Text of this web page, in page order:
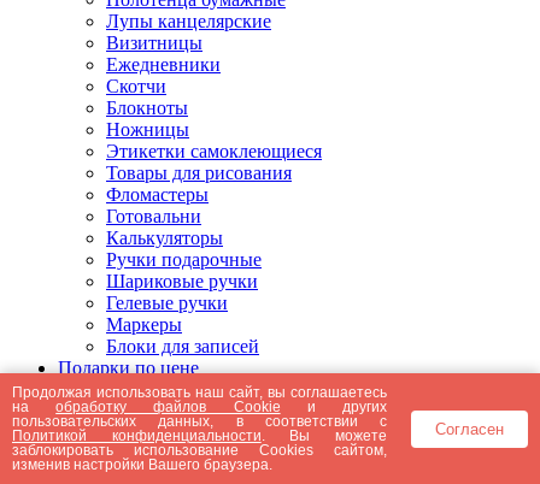
Лупы канцелярские
Визитницы
Ежедневники
Скотчи
Блокноты
Ножницы
Этикетки самоклеющиеся
Товары для рисования
Фломастеры
Готовальни
Калькуляторы
Ручки подарочные
Шариковые ручки
Гелевые ручки
Маркеры
Блоки для записей
Подарки по цене
Подарки от 5000 рублей
Подарки до 5000 рублей
Подарки до 3000 рублей
Подарки до 2000 рублей
Подарки до 1000 рублей
Продолжая использовать наш сайт, вы соглашаетесь
наобработку файлов Cookie и других
пользовательских данных, в соответствии с
Политикой конфиденциальности . Вы можете
заблокировать использование Cookies сайтом,
изменив настройки Вашего браузера.
Согласен